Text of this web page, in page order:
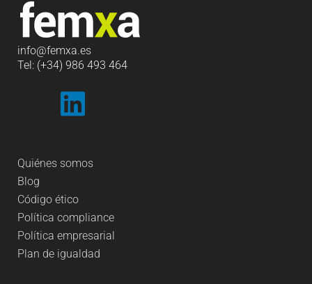
info@femxa.es
Tel: (+34) 986 493 464
Quiénes somos
Blog
Código ético
Política compliance
Política empresarial
Plan de igualdad